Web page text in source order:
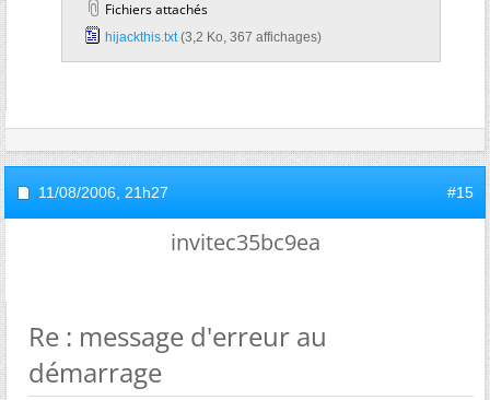
Fichiers attachés
hijackthis.txt‎ (3,2 Ko, 367 affichages)
11/08/2006, 21h27 #15
invitec35bc9ea
Re : message d'erreur au
démarrage